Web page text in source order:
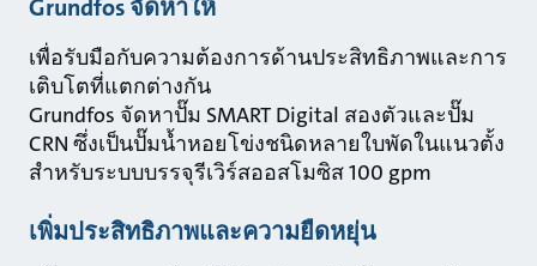
Grundfos จัดหาให้
เพื่อรับมือกับความต้องการด้านประสิทธิภาพและการ
เติบโตที่แตกต่างกัน
Grundfos จัดหาปั๊ม SMART Digital สองตัวและปั๊ม
CRN ซึ่งเป็นปั๊มน้ำหอยโข่งชนิดหลายใบพัดในแนวตั้ง
สำหรับระบบบรรจุรีเวิร์สออสโมซิส 100 gpm
เพิ่มประสิทธิภาพและความยืดหยุ่น